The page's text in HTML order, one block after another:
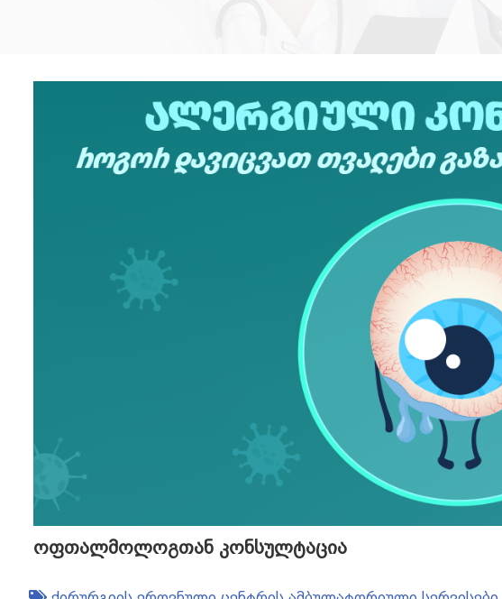
ოფთალმოლოგთან კონსულტაცია